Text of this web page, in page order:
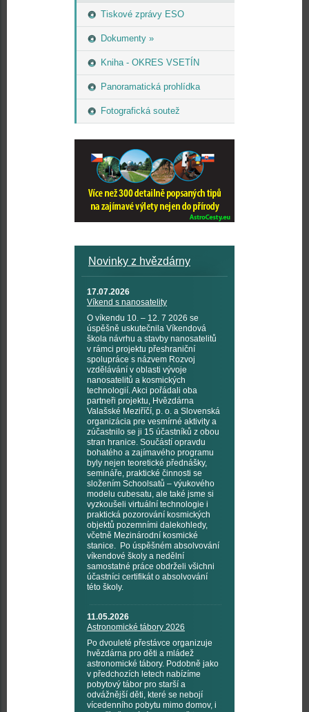
Tiskové zprávy ESO
Dokumenty »
Kniha - OKRES VSETÍN
Panoramatická prohlídka
Fotografická soutež
Novinky z hvězdárny
17.07.2026
Víkend s nanosatelity
O víkendu 10. – 12. 7 2026 se
úspěšně uskutečnila Víkendová
škola návrhu a stavby nanosatelitů
v rámci projektu přeshraniční
spolupráce s názvem Rozvoj
vzdělávání v oblasti vývoje
nanosatelitů a kosmických
technologií. Akci pořádali oba
partneři projektu, Hvězdárna
Valašské Meziříčí, p. o. a Slovenská
organizácia pre vesmírné aktivity a
zúčastnilo se ji 15 účastníků z obou
stran hranice. Součástí opravdu
bohatého a zajímavého programu
byly nejen teoretické přednášky,
semináře, praktické činnosti se
složením Schoolsatů – výukového
modelu cubesatu, ale také jsme si
vyzkoušeli virtuální technologie i
praktická pozorování kosmických
objektů pozemními dalekohledy,
včetně Mezinárodní kosmické
stanice. Po úspěšném absolvování
víkendové školy a nedělní
samostatné práce obdrželi všichni
účastníci certifikát o absolvování
této školy.
11.05.2026
Astronomické tábory 2026
Po dvouleté přestávce organizuje
hvězdárna pro děti a mládež
astronomické tábory. Podobně jako
v předchozích letech nabízíme
pobytový tábor pro starší a
odvážnější děti, které se nebojí
vícedenního pobytu mimo domov, i